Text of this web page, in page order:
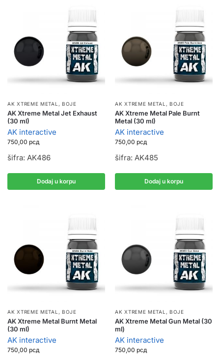
AK XTREME METAL , BOJE
AK Xtreme Metal Jet Exhaust
(30 ml)
AK interactive
750,00 рсд
šifra: AK486
Dodaj u korpu
AK XTREME METAL , BOJE
AK Xtreme Metal Pale Burnt
Metal (30 ml)
AK interactive
750,00 рсд
šifra: AK485
Dodaj u korpu
AK XTREME METAL , BOJE
AK Xtreme Metal Burnt Metal
(30 ml)
AK interactive
750,00 рсд
AK XTREME METAL , BOJE
AK Xtreme Metal Gun Metal (30
ml)
AK interactive
750,00 рсд